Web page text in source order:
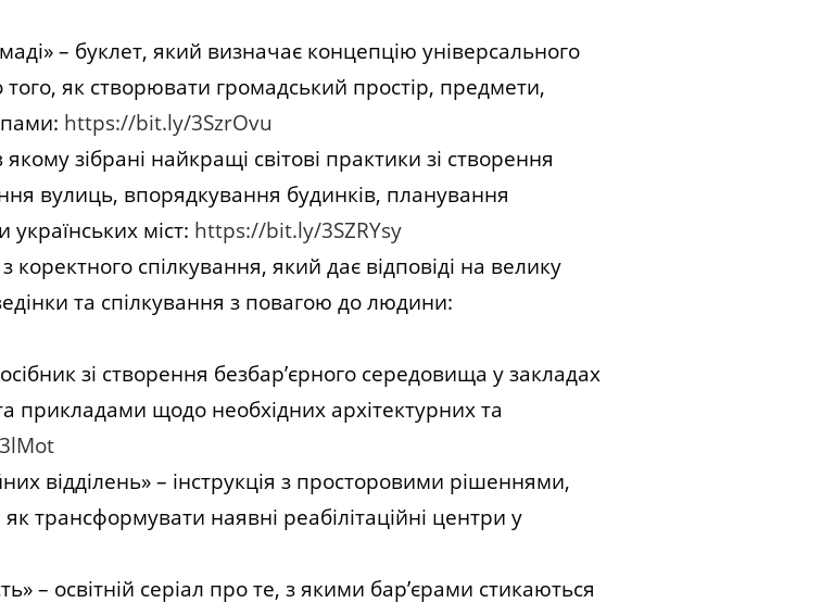
– буклет, який визначає концепцію універсального
як створювати громадський простір, предмети,
https://bit.ly/3SzrOvu
зібрані найкращі світові практики зі створення
вулиць, впорядкування будинків, планування
українських міст: https://bit.ly/3SZRYsy
коректного спілкування, який дає відповіді на велику
та спілкування з повагою до людини:
зі створення безбар’єрного середовища у закладах
прикладами щодо необхідних архітектурних та
відділень» – інструкція з просторовими рішеннями,
трансформувати наявні реабілітаційні центри у
– освітній серіал про те, з якими бар’єрами стикаються